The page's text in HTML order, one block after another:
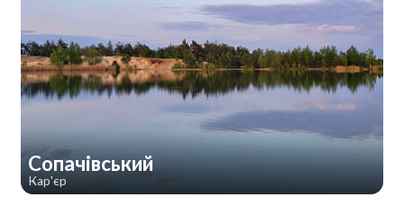
Сопачівський
Кар'єр